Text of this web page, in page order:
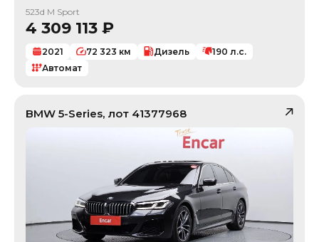
523d M Sport
4 309 113 ₽
2021 72 323 км Дизель 190 л.с.
Автомат
BMW 5-Series, лот 41377968